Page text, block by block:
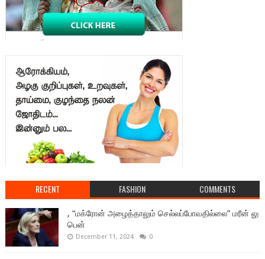
RECENT FASHION COMMENTS
, “மக்ரோன் அழைத்தாலும் செல்லப்போவதில்லை” மரீன் லு
பென்
December 11, 2024 0